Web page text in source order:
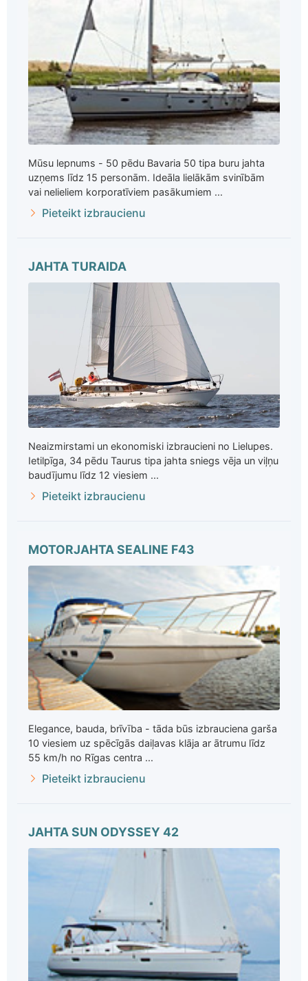
Mūsu lepnums - 50 pēdu Bavaria 50 tipa buru jahta
uzņems līdz 15 personām. Ideāla lielākām svinībām
vai nelieliem korporatīviem pasākumiem ...
Pieteikt izbraucienu
JAHTA TURAIDA
Neaizmirstami un ekonomiski izbraucieni no Lielupes.
Ietilpīga, 34 pēdu Taurus tipa jahta sniegs vēja un viļņu
baudījumu līdz 12 viesiem ...
Pieteikt izbraucienu
MOTORJAHTA SEALINE F43
Elegance, bauda, brīvība - tāda būs izbrauciena garša
10 viesiem uz spēcīgās daiļavas klāja ar ātrumu līdz
55 km/h no Rīgas centra ...
Pieteikt izbraucienu
JAHTA SUN ODYSSEY 42